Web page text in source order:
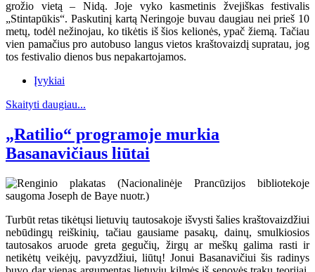
grožio vietą – Nidą. Joje vyko kasmetinis žvejiškas festivalis
„Stintapūkis“. Paskutinį kartą Neringoje buvau daugiau nei prieš 10
metų, todėl nežinojau, ko tikėtis iš šios kelionės, ypač žiemą. Tačiau
vien pamačius pro autobuso langus vietos kraštovaizdį supratau, jog
tos festivalio dienos bus nepakartojamos.
Įvykiai
Skaityti daugiau...
„Ratilio“ programoje murkia
Basanavičiaus liūtai
Turbūt retas tikėtųsi lietuvių tautosakoje išvysti šalies kraštovaizdžiui
nebūdingų reiškinių, tačiau gausiame pasakų, dainų, smulkiosios
tautosakos aruode greta gegučių, žirgų ar meškų galima rasti ir
netikėtų veikėjų, pavyzdžiui, liūtų! Jonui Basanavičiui šis radinys